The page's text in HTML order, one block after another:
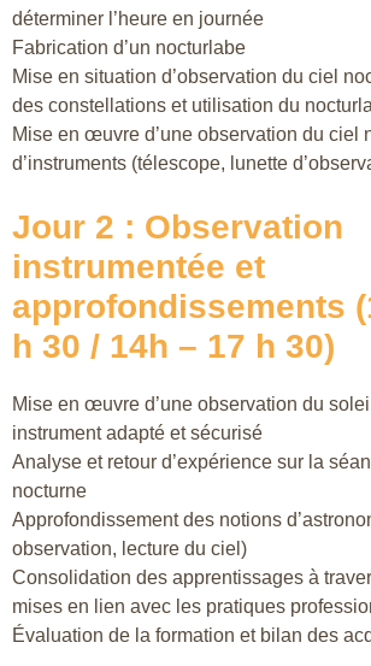
déterminer l’heure en journée
Fabrication d’un nocturlabe
Mise en situation d’observation du ciel
des constellations et utilisation du
Mise en œuvre d’une observation du ciel
d’instruments (télescope, lunette
Jour 2 : Observation
instrumentée et
approfondissements
h 30 / 14h – 17 h 30)
Mise en œuvre d’une observation du
instrument adapté et sécurisé
Analyse et retour d’expérience sur la
nocturne
Approfondissement des notions
observation, lecture du ciel)
Consolidation des apprentissages à
mises en lien avec les pratiques
Évaluation de la formation et bilan des